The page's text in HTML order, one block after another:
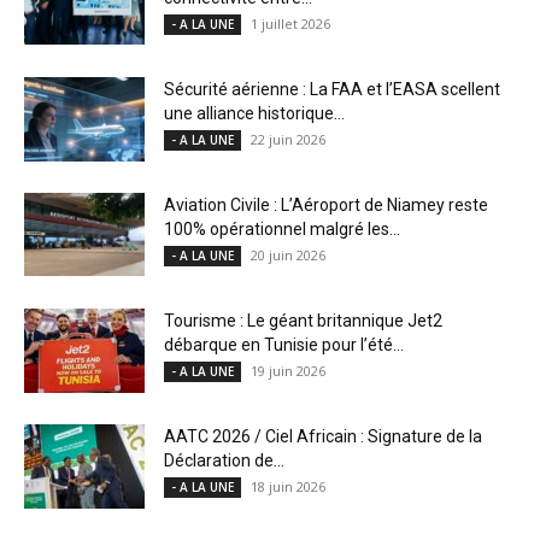
- A LA UNE 1 juillet 2026
Sécurité aérienne : La FAA et l’EASA scellent
une alliance historique...
- A LA UNE 22 juin 2026
Aviation Civile : L’Aéroport de Niamey reste
100% opérationnel malgré les...
- A LA UNE 20 juin 2026
Tourisme : Le géant britannique Jet2
débarque en Tunisie pour l’été...
- A LA UNE 19 juin 2026
AATC 2026 / Ciel Africain : Signature de la
Déclaration de...
- A LA UNE 18 juin 2026